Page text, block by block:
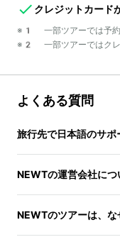
クレジットカード
※1 一部ツアーでは予約
※2 一部ツアーではクレ
よくある質問
旅行先で日本語のサポ
NEWTの運営会社に
NEWTのツアーは、な